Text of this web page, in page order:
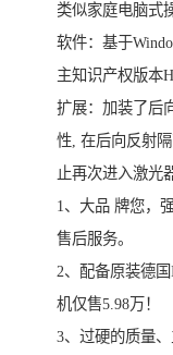
类似家庭电脑式
软件：基于
主知识产权版本
扩展：加装了后
性, 在后向反射
止再次进入激光
1、大品 牌您，
售后服务。
2、配备原装德
机仅售5.98万！
3、过硬的质量